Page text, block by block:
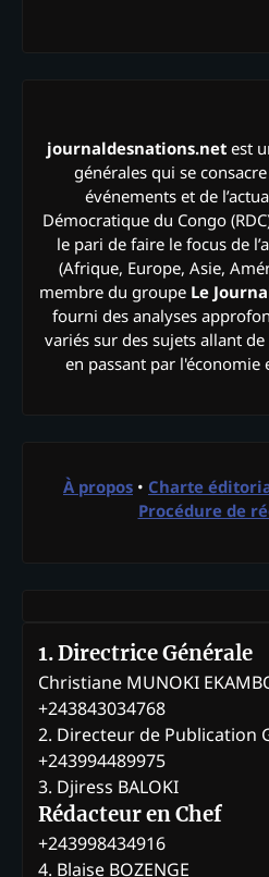
journaldesnations.netest
générales qui se
événements et de
Démocratique du Congo
le pari de faire le focus de
(Afrique, Europe, Asie,
membre du groupe Le
fourni des analyses
variés sur des sujets allant
en passant par l'économie
À propos • Charte
Procédure de
1. Directrice Générale
Christiane MUNOKI
+243843034768
2. Directeur de Publication
+243994489975
3. Djiress BALOKI
Rédacteur en Chef
+243998434916
4. Blaise BOZENGE